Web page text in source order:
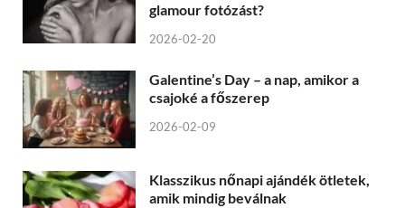
glamour fotózást?
2026-02-20
Galentine’s Day – a nap, amikor a
csajoké a főszerep
2026-02-09
Klasszikus nőnapi ajándék ötletek,
amik mindig beválnak